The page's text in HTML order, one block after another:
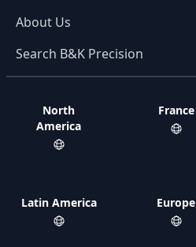
About Us
Search B&K Precision
North
America
Latin America
France
Europe